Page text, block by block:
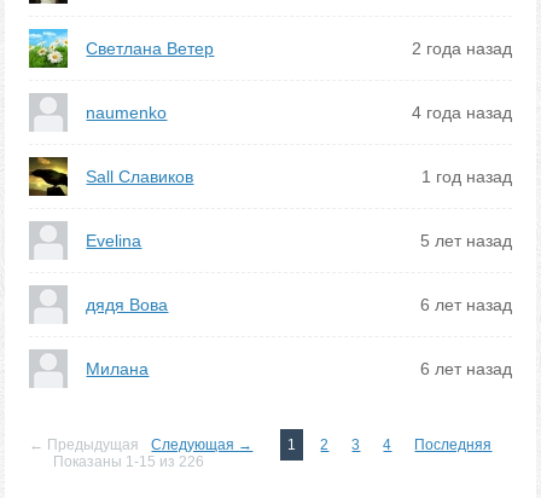
Светлана Ветер 2 года назад
naumenko 4 года назад
Sall Славиков 1 год назад
Evelina 5 лет назад
дядя Вова 6 лет назад
Милана 6 лет назад
← Предыдущая Следующая → 1 2 3 4
Последняя
Показаны 1-15 из 226